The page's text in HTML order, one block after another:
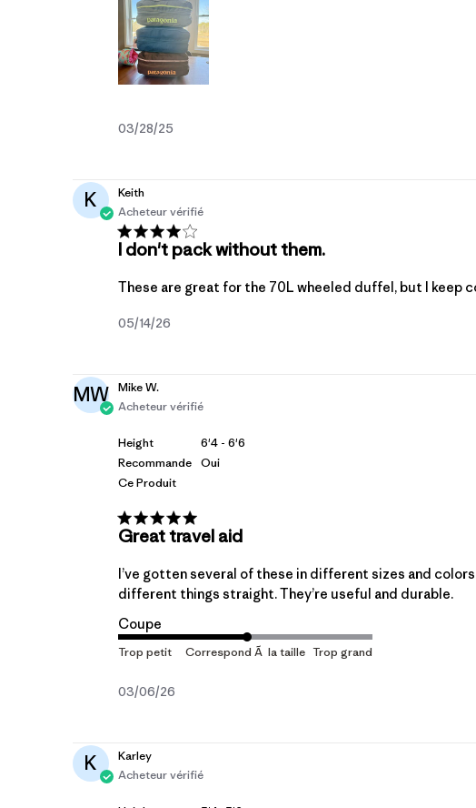
03/28/25
K
Keith
Acheteur vérifié
I don't pack without them.
These are great for the 70L wheeled duffel, but I keep
05/14/26
MW
Mike W.
Acheteur vérifié
Height
Recommande
Ce Produit
6'4 - 6'6
Oui
Great travel aid
I’ve gotten several of these in different sizes and
different things straight. They’re useful and durable.
Coupe
03/06/26
K
Karley
Acheteur vérifié